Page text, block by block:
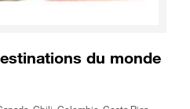
du monde